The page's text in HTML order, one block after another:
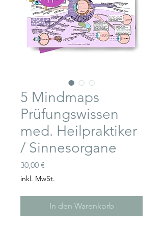
5 Mindmaps
Prüfungswissen
med. Heilpraktiker
/ Sinnesorgane
30,00 €
inkl. MwSt.
In den Warenkorb